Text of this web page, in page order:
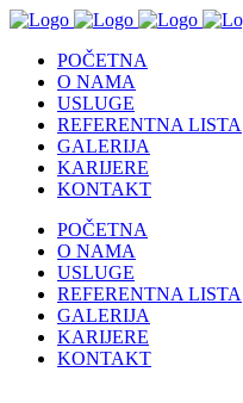
POČETNA
O NAMA
USLUGE
REFERENTNA LISTA
GALERIJA
KARIJERE
KONTAKT
POČETNA
O NAMA
USLUGE
REFERENTNA LISTA
GALERIJA
KARIJERE
KONTAKT